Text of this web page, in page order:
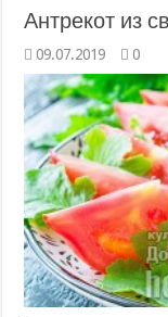
Антрекот из
09.07.2019 0